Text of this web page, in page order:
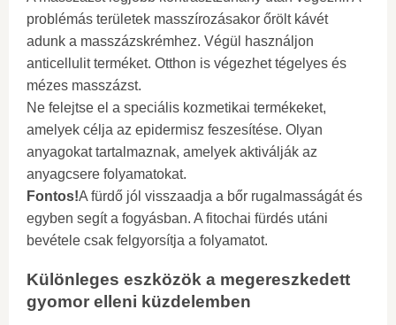
problémás területek masszírozásakor őrölt kávét
adunk a masszázskrémhez. Végül használjon
anticellulit terméket. Otthon is végezhet tégelyes és
mézes masszázst.
Ne felejtse el a speciális kozmetikai termékeket,
amelyek célja az epidermisz feszesítése. Olyan
anyagokat tartalmaznak, amelyek aktiválják az
anyagcsere folyamatokat.
Fontos!A fürdő jól visszaadja a bőr rugalmasságát és
egyben segít a fogyásban. A fitochai fürdés utáni
bevétele csak felgyorsítja a folyamatot.
Különleges eszközök a megereszkedett
gyomor elleni küzdelemben